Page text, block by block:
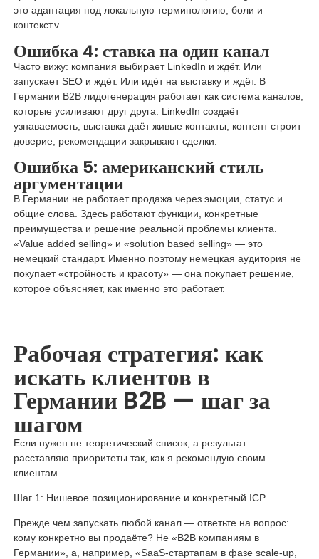
это адаптация под локальную терминологию, боли и
контекст.v
Ошибка 4: ставка на один канал
Часто вижу: компания выбирает LinkedIn и ждёт. Или
запускает SEO и ждёт. Или идёт на выставку и ждёт. В
Германии B2B лидогенерация работает как система каналов,
которые усиливают друг друга. LinkedIn создаёт
узнаваемость, выставка даёт живые контакты, контент строит
доверие, рекомендации закрывают сделки.
Ошибка 5: американский стиль
аргументации
В Германии не работает продажа через эмоции, статус и
общие слова. Здесь работают функции, конкретные
преимущества и решение реальной проблемы клиента.
«Value added selling» и «solution based selling» — это
немецкий стандарт. Именно поэтому немецкая аудитория не
покупает «стройность и красоту» — она покупает решение,
которое объясняет, как именно это работает.
Рабочая стратегия: как
искать клиентов в
Германии B2B — шаг за
шагом
Если нужен не теоретический список, а результат —
расставляю приоритеты так, как я рекомендую своим
клиентам.
Шаг 1: Нишевое позиционирование и конкретный ICP
Прежде чем запускать любой канал — ответьте на вопрос:
кому конкретно вы продаёте? Не «B2B компаниям в
Германии», а, например, «SaaS-стартапам в фазе scale-up,